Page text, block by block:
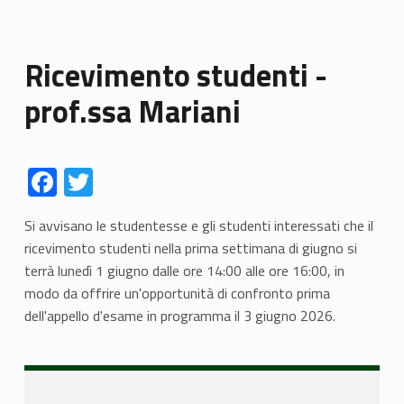
Ricevimento studenti -
prof.ssa Mariani
Link identifier #identifier__111444-1 F
ac
e
b
o
o
k
Link identifier #identifier__199273-2 T
w
itt
er
Si avvisano le studentesse e gli studenti interessati che il
ricevimento studenti nella prima settimana di giugno si
terrà lunedì 1 giugno dalle ore 14:00 alle ore 16:00, in
modo da offrire un'opportunità di confronto prima
dell'appello d'esame in programma il 3 giugno 2026.
Skip back to navigation